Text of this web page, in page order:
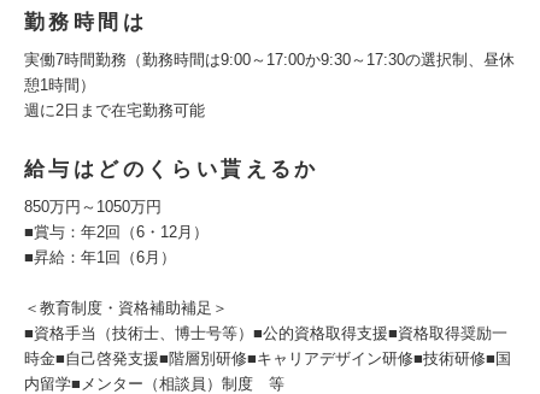
勤務時間は
実働7時間勤務（勤務時間は9:00～17:00か9:30～17:30の選択制、昼休
憩1時間）
週に2日まで在宅勤務可能
給与はどのくらい貰えるか
850万円～1050万円
■賞与：年2回（6・12月）
■昇給：年1回（6月）
＜教育制度・資格補助補足＞
■資格手当（技術士、博士号等）■公的資格取得支援■資格取得奨励一
時金■自己啓発支援■階層別研修■キャリアデザイン研修■技術研修■国
内留学■メンター（相談員）制度 等